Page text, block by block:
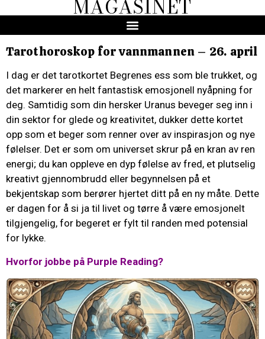
MAGASINET
Tarothoroskop for vannmannen – 26. april
I dag er det tarotkortet Begrenes ess som ble trukket, og
det markerer en helt fantastisk emosjonell nyåpning for
deg. Samtidig som din hersker Uranus beveger seg inn i
din sektor for glede og kreativitet, dukker dette kortet
opp som et beger som renner over av inspirasjon og nye
følelser. Det er som om universet skrur på en kran av ren
energi; du kan oppleve en dyp følelse av fred, et plutselig
kreativt gjennombrudd eller begynnelsen på et
bekjentskap som berører hjertet ditt på en ny måte. Dette
er dagen for å si ja til livet og tørre å være emosjonelt
tilgjengelig, for begeret er fylt til randen med potensial
for lykke.
Hvorfor jobbe på Purple Reading?